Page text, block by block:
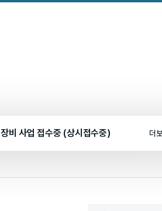
비 사업 접수중 (상시접수중) 더